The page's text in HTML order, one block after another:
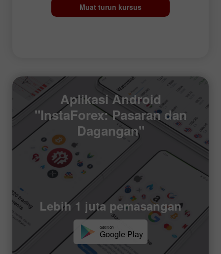
Muat turun kursus
Aplikasi Android
"InstaForex: Pasaran dan
Dagangan"
Lebih 1 juta pemasangan
Get it on
Google Play